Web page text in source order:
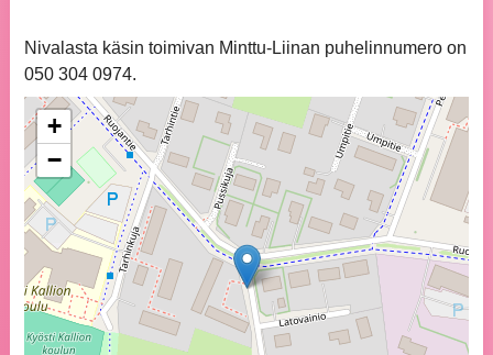
Nivalasta käsin toimivan Minttu-Liinan puhelinnumero on
050 304 0974.
+
−